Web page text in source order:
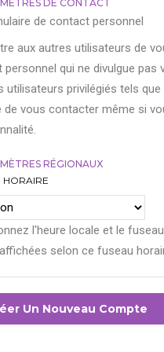
DE CONTACT
de contact personnel
aux autres utilisateurs de
qui ne divulgue
utilisateurs privilégiés tels
de vous contacter même si
RÉGIONAUX
HORAIRE
l'heure locale et le
selon ce fuseau